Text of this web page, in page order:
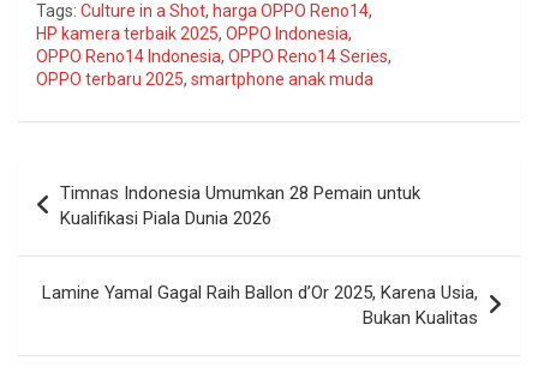
Tags: Culture in a Shot, harga OPPO Reno14,
HP kamera terbaik 2025, OPPO Indonesia,
OPPO Reno14 Indonesia, OPPO Reno14 Series,
OPPO terbaru 2025, smartphone anak muda
pos
Timnas Indonesia Umumkan 28 Pemain untuk
Kualifikasi Piala Dunia 2026
Lamine Yamal Gagal Raih Ballon d’Or 2025, Karena Usia,
Bukan Kualitas